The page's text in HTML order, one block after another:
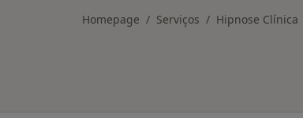
Homepage Serviços Hipnose Clínica